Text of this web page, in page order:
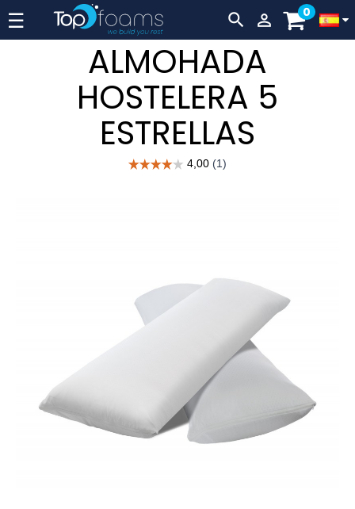
Navegación
de
palanca
☰   0
ALMOHADA
HOSTELERA 5
ESTRELLAS